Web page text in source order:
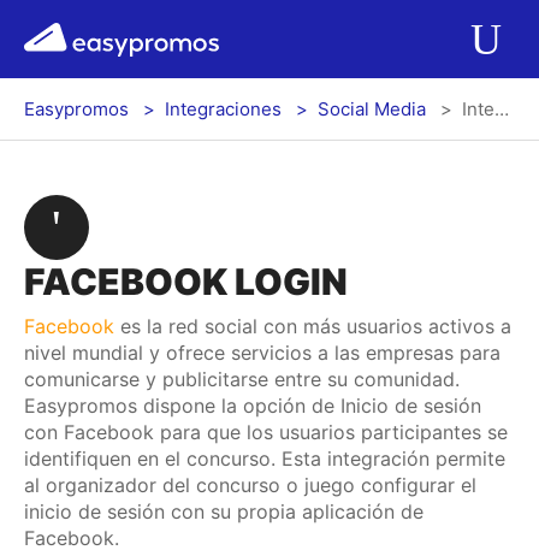
easypromos Ir al contenido
Aplicaciones
Soluciones
Integraciones
Precios
Contacto
Blog
Log In
menú
Easypromos Integraciones Social Media Integración Facebook Login
FACEBOOK LOGIN
Facebook es la red social con más usuarios activos a
nivel mundial y ofrece servicios a las empresas para
comunicarse y publicitarse entre su comunidad.
Easypromos dispone la opción de Inicio de sesión
con Facebook para que los usuarios participantes se
identifiquen en el concurso. Esta integración permite
al organizador del concurso o juego configurar el
inicio de sesión con su propia aplicación de
Facebook.